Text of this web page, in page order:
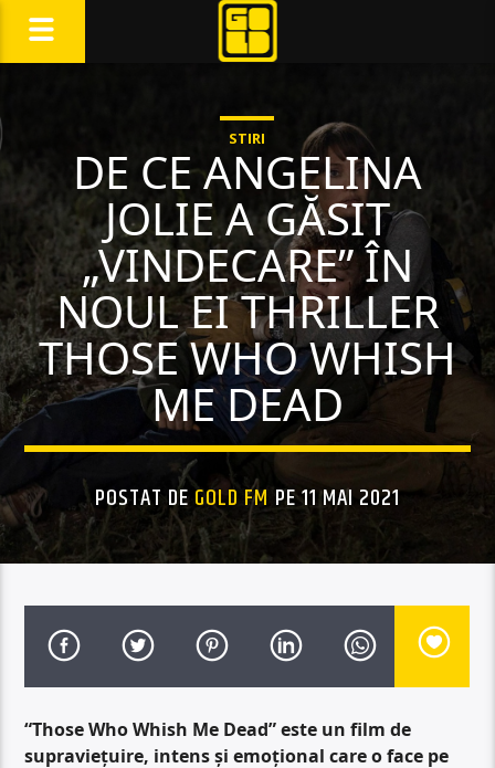
STIRI
DE CE ANGELINA
JOLIE A GĂSIT
„VINDECARE” ÎN
NOUL EI THRILLER
THOSE WHO WHISH
ME DEAD
POSTAT DE GOLD FM PE 11 MAI 2021
“Those Who Whish Me Dead” este un film de
supraviețuire, intens și emoțional care o face pe